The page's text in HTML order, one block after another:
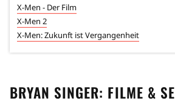
X-Men - Der Film
X-Men 2
X-Men: Zukunft ist Vergangenheit
BRYAN SINGER: FILME &